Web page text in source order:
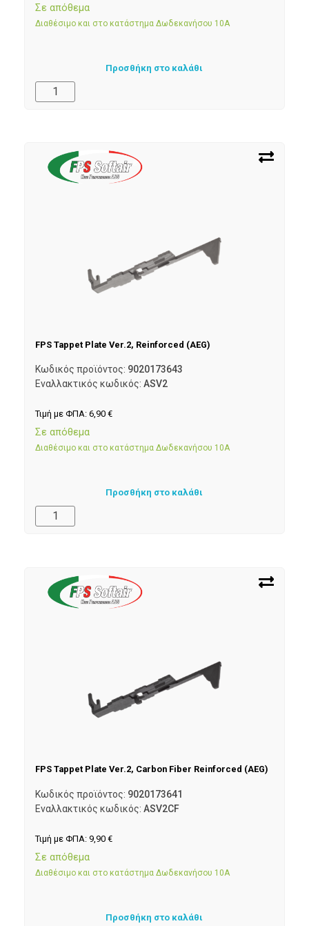
Σε απόθεμα
Διαθέσιμο και στο κατάστημα Δωδεκανήσου 10Α
Προσθήκη στο καλάθι
FPS Tappet Plate Ver.2, Reinforced (AEG)
Κωδικός προϊόντος: 9020173643
Εναλλακτικός κωδικός: ASV2
Τιμή με ΦΠΑ: 6,90 €
Σε απόθεμα
Διαθέσιμο και στο κατάστημα Δωδεκανήσου 10Α
Προσθήκη στο καλάθι
FPS Tappet Plate Ver.2, Carbon Fiber Reinforced (AEG)
Κωδικός προϊόντος: 9020173641
Εναλλακτικός κωδικός: ASV2CF
Τιμή με ΦΠΑ: 9,90 €
Σε απόθεμα
Διαθέσιμο και στο κατάστημα Δωδεκανήσου 10Α
Προσθήκη στο καλάθι